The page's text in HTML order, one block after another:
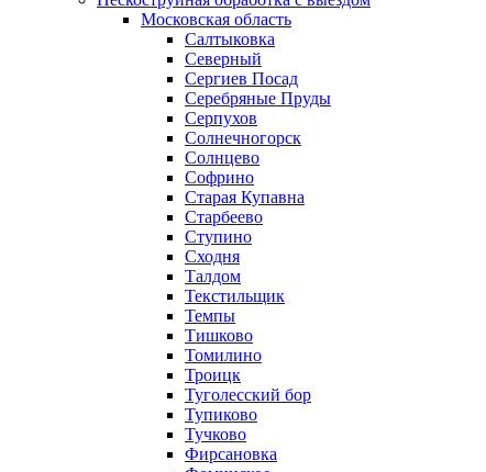
Московская область
Салтыковка
Северный
Сергиев Посад
Серебряные Пруды
Серпухов
Солнечногорск
Солнцево
Софрино
Старая Купавна
Старбеево
Ступино
Сходня
Талдом
Текстильщик
Темпы
Тишково
Томилино
Троицк
Туголесский бор
Тупиково
Тучково
Фирсановка